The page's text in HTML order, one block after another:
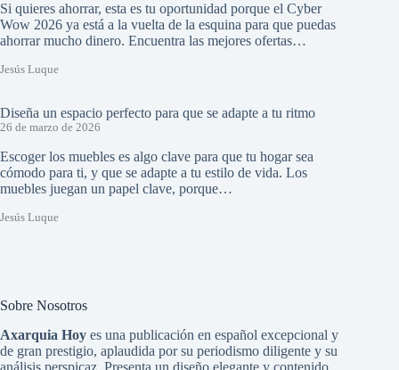
Si quieres ahorrar, esta es tu oportunidad porque el Cyber
Wow 2026 ya está a la vuelta de la esquina para que puedas
ahorrar mucho dinero. Encuentra las mejores ofertas…
Jesús Luque
Diseña un espacio perfecto para que se adapte a tu ritmo
26 de marzo de 2026
Escoger los muebles es algo clave para que tu hogar sea
cómodo para ti, y que se adapte a tu estilo de vida. Los
muebles juegan un papel clave, porque…
Jesús Luque
Sobre Nosotros
Axarquia Hoy es una publicación en español excepcional y
de gran prestigio, aplaudida por su periodismo diligente y su
análisis perspicaz. Presenta un diseño elegante y contenido